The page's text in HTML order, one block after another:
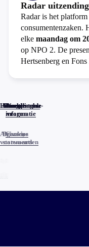
Radar uitzending
Radar is het
consumentenzaken.
elke maandag om
op NPO 2. De
Hertsenberg en
Home
Actueel
Uitzendingen
Reacties
Programma-
informatie
Veelgestelde
vragen
Algemene
voorwaarden
Privacy
statements
Cookies